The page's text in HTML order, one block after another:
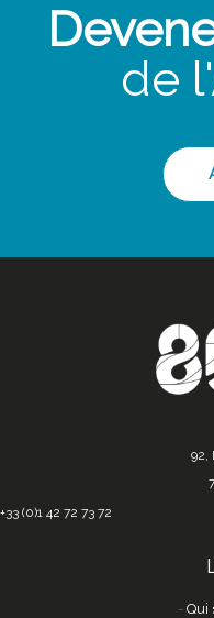
de
92,
+33 (0)1 42 72 73 72
Qui